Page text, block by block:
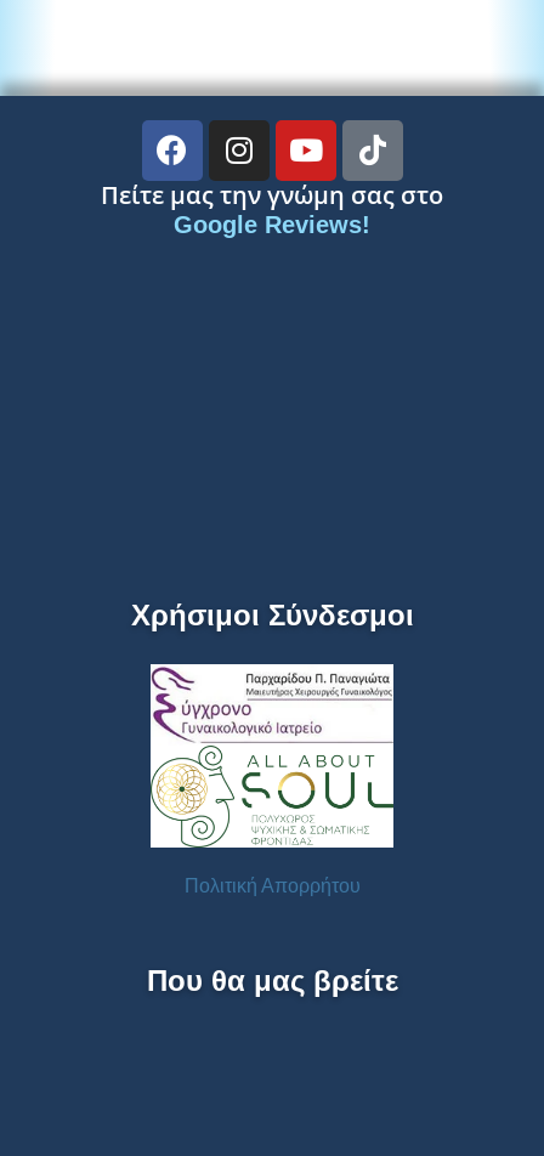
Πείτε μας την γνώμη σας στο
Google Reviews!
Χρήσιμοι Σύνδεσμοι
Πολιτική Απορρήτου
Που θα μας βρείτε